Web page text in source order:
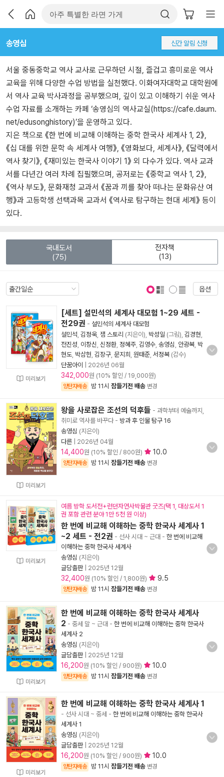
송영심 신간 알림 신청
서울 중동중학교 역사 교사로 근무하던 시절, 즐겁고 흥미로운 역사
교육을 위해 다양한 수업 방법을 실천했다. 이화여자대학교 대학원에
서 역사 교육 박사과정을 공부했으며, 깊이 있고 이해하기 쉬운 역사
수업 자료를 소개하는 카페 ‘송영심의 역사교실(https://cafe.daum.
net/edusonghistory)’을 운영하고 있다.
지은 책으로 《한 번에 비교해 이해하는 중학 한국사 세계사 1, 2》,
《십 대를 위한 문학 속 세계사 여행》, 《영화보다, 세계사》, 《달력에서
역사 찾기》, 《재미있는 한국사 이야기 1》 외 다수가 있다. 역사 교과
서를 다년간 여러 차례 집필했으며, 공저로는 《중학교 역사 1, 2》,
《역사 부도》, 문화재청 교과서 《꿈과 끼를 찾아 떠나는 문화유산 여
행》과 고등학생 선택과목 교과서 《역사로 탐구하는 현대 세계》 등이
있다.
국내도서
(75)
전자책
(13)
옵션
미리보기
[세트] 설민석의 세계사 대모험 1~29 세트 -
전29권 - 설민석의 세계사 대모험
설민석 김정욱 잼 스토리 (지은이), 박성일 (그림), 김경현
전진성 이창신 신정환 정혜주 김영수 송영심 안광복 박
현도 박삼헌 김장구 문지희 원태준 서정복 (감수)
단꿈아이
2026년 06월
342,000원 (10% 할인 / 19,000원)
양탄자배송 밤 11시 잠들기전 배송 변경
미리보기
왕을 사로잡은 조선의 덕후들 - 과학부터 예술까지,
취미로 역사를 바꾸다- 방과 후 인물 탐구 16
송영심 (지은이)
다른
2026년 04월
14,400원 (10% 할인 / 800원) 10.0
양탄자배송 밤 11시 잠들기전 배송 변경
미리보기
여름 방학 도서전+런던자연사박물관 굿즈(택 1, 대상도서 1
권 포함 관련 분야 1만 5천 원 이상)
한 번에 비교해 이해하는 중학 한국사 세계사 1
~2 세트 - 전2권 - 선사 시대 ~ 근대 - 한 번에 비교해
이해하는 중학 한국사 세계사
송영심 (지은이)
글담출판| 2025년 12월
32,400원 (10% 할인 / 1,800원) 9.5
양탄자배송 밤 11시 잠들기전 배송 변경
미리보기
한 번에 비교해 이해하는 중학 한국사 세계사
2 - 중세 말 ~ 근대 - 한 번에 비교해 이해하는 중학 한국사
세계사 2
송영심 (지은이)
글담출판| 2025년 12월
16,200원 (10% 할인 / 900원) 10.0
양탄자배송 밤 11시 잠들기전 배송 변경
미리보기
한 번에 비교해 이해하는 중학 한국사 세계사 1
- 선사 시대 ~ 중세 - 한 번에 비교해 이해하는 중학 한국사
세계사 1
송영심 (지은이)
글담출판| 2025년 12월
16,200원 (10% 할인 / 900원) 10.0
양탄자배송 밤 11시 잠들기전 배송 변경